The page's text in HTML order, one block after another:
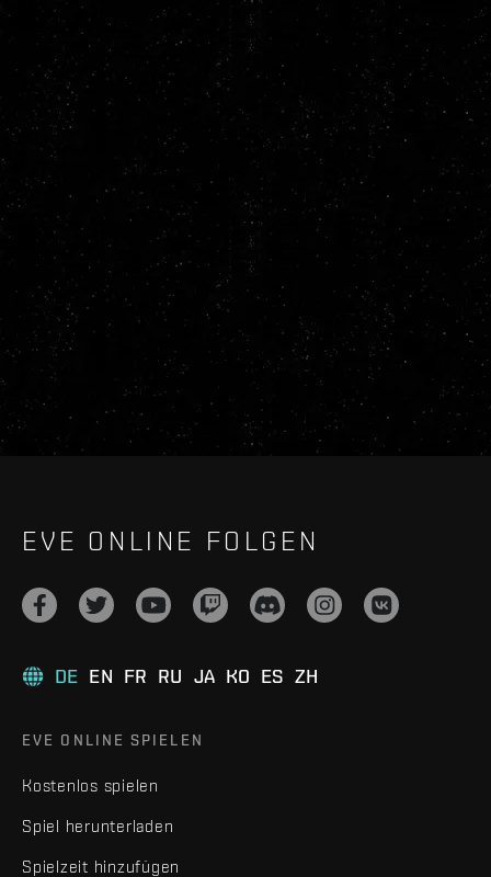
EVE ONLINE FOLGEN
DE EN FR RU JA KO ES ZH
EVE ONLINE SPIELEN
Kostenlos spielen
Spiel herunterladen
Spielzeit hinzufügen